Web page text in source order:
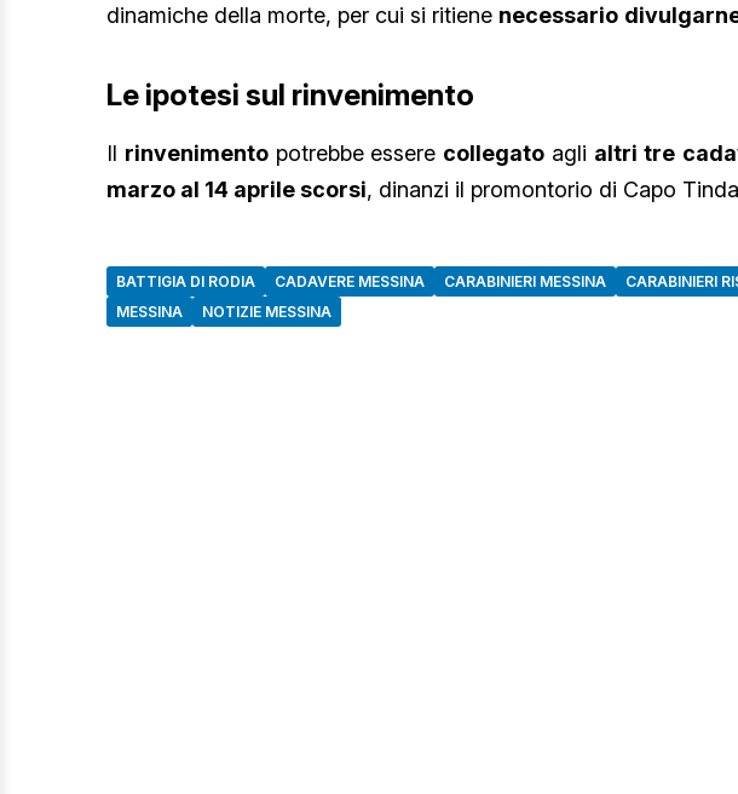
dinamiche della morte, per cui si ritiene necessario
Le ipotesi sul rinvenimento
Il rinvenimentopotrebbe essere collegato agli altri tre
marzo al 14 aprile scorsi, dinanzi il promontorio di Capo
BATTIGIA DI RODIA CADAVERE MESSINA CARABINIERI MESSINA CARABINIERI
MESSINA
NOTIZIE MESSINA